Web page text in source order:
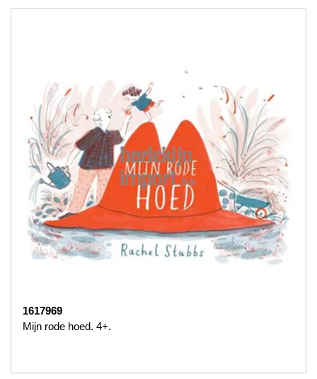
1617969
Mijn rode hoed. 4+.